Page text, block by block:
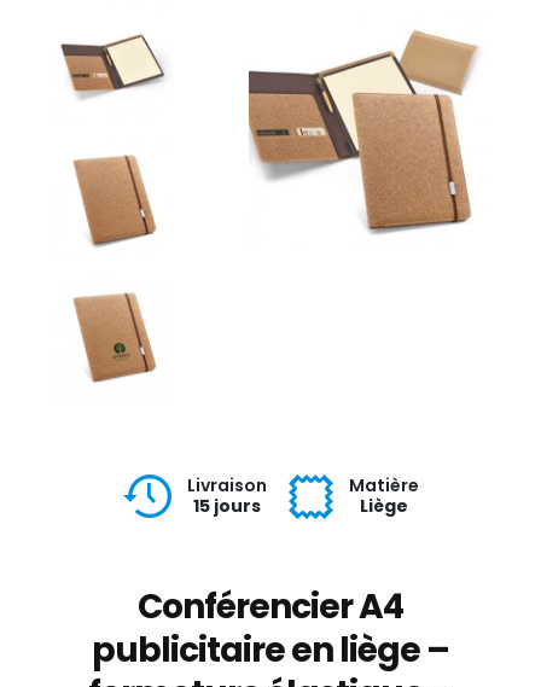
Livraison
15 jours
Matière
Liège
Conférencier A4
publicitaire en liège –